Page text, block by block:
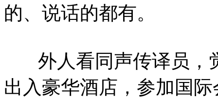
的、说话的都有。
外人看同声传译员，
出入豪华酒店，参加国